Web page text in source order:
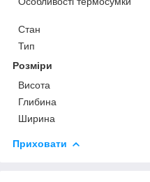
Стан
Тип
Розміри
Висота
Глибина
Ширина
Приховати